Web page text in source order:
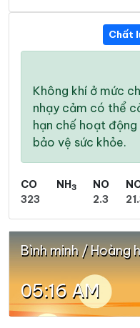
Chất
Không khí ở mức
nhạy cảm có thể
hạn chế hoạt
bảo vệ sức khỏe.
CO
323
NH3
NO
2.3
Bình minh / Hoàng
05:16 AM